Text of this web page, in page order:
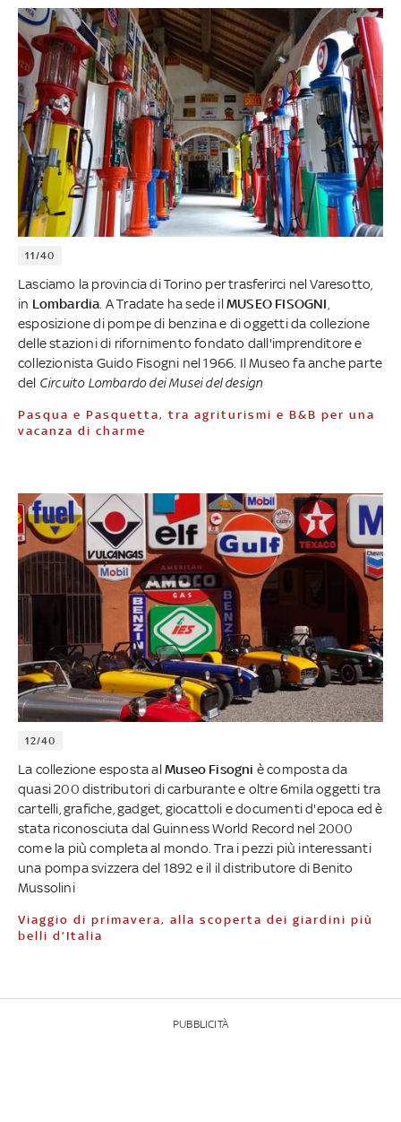
11/40
Lasciamo la provincia di Torino per trasferirci nel Varesotto,
in Lombardia . A Tradate ha sede ilMUSEO FISOGNI
esposizione di pompe di benzina e di oggetti da collezione
delle stazioni di rifornimento fondato dall'imprenditore e
collezionista Guido Fisogni nel 1966. Il Museo fa anche parte
del Circuito Lombardo dei Musei del design
Pasqua e Pasquetta, tra agriturismi e B&B per una
vacanza di charme
12/40
La collezione esposta alMuseo Fisogni è composta da
quasi 200 distributori di carburante e oltre 6mila oggetti tra
cartelli, grafiche, gadget, giocattoli e documenti d'epoca ed è
stata riconosciuta dal Guinness World Record nel 2000
come la più completa al mondo. Tra i pezzi più interessanti
una pompa svizzera del 1892 e il il distributore di Benito
Mussolini
Viaggio di primavera, alla scoperta dei giardini più
belli d’Italia
PUBBLICITÀ